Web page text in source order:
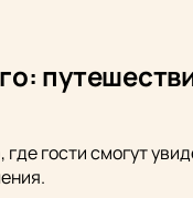
гости смогут